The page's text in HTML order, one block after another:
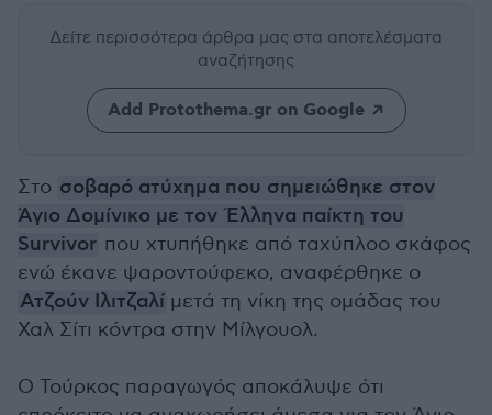
Δείτε περισσότερα άρθρα μας στα αποτελέσματα
αναζήτησης
Add Protothema.gr on Google
Στο σοβαρό ατύχημα που σημειώθηκε στον
Άγιο Δομίνικο με τον Έλληνα παίκτη του
Survivor που χτυπήθηκε από ταχύπλοο σκάφος
ενώ έκανε ψαροντούφεκο, αναφέρθηκε ο
Ατζούν Ιλιτζαλί μετά τη νίκη της ομάδας του
Χαλ Σίτι κόντρα στην Μίλγουολ.
Ο Τούρκος παραγωγός αποκάλυψε ότι